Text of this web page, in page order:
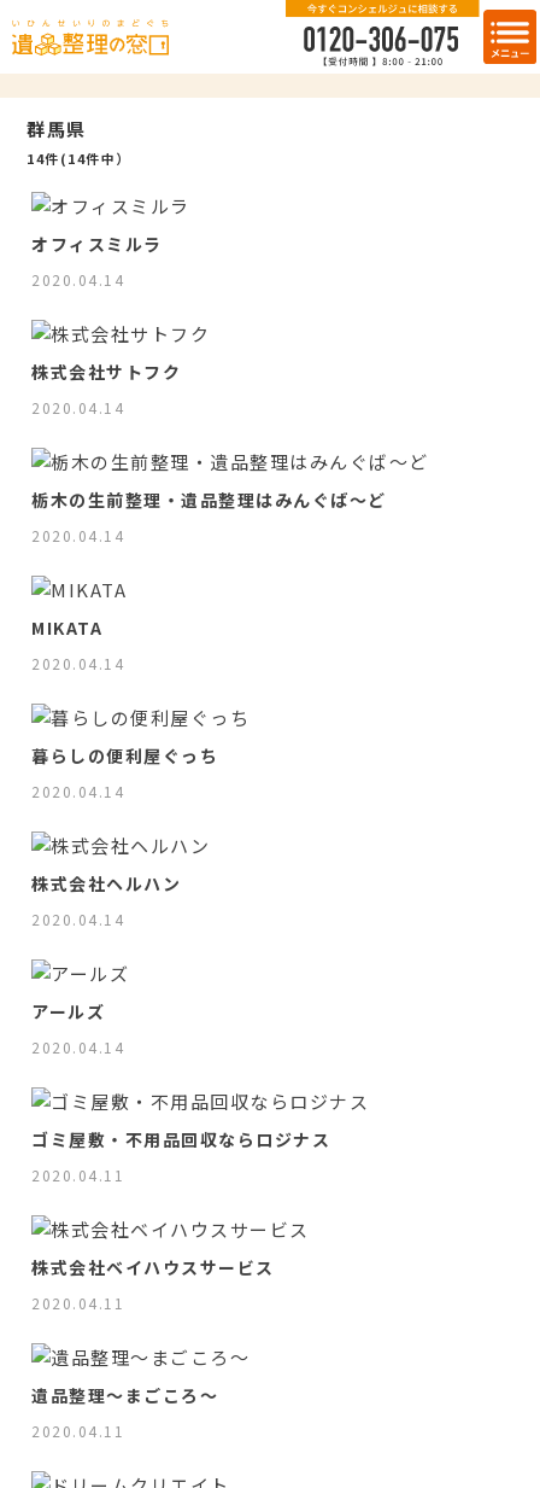
群馬県
14件(14件中）
オフィスミルラ
2020.04.14
株式会社サトフク
2020.04.14
栃木の生前整理・遺品整理はみんぐば～ど
2020.04.14
MIKATA
2020.04.14
暮らしの便利屋ぐっち
2020.04.14
株式会社ヘルハン
2020.04.14
アールズ
2020.04.14
ゴミ屋敷・不用品回収ならロジナス
2020.04.11
株式会社ベイハウスサービス
2020.04.11
遺品整理～まごころ～
2020.04.11